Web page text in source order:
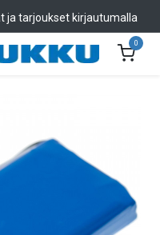
ja tarjoukset kirjautumalla
0